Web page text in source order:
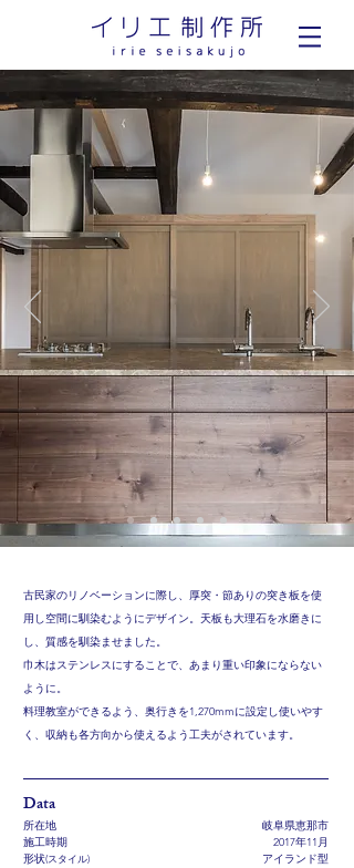
古民家のリノベーションに際し、厚突・節ありの突き板を使
用し空間に馴染むようにデザイン。 天板も大理石を水磨きに
し、質感を馴染ませました。
巾木はステンレスにすることで、あまり重い印象にならない
ように。
料理教室ができるよう、奥行きを1,270mmに設定し使いやす
く、収納も各方向から使えるよう工夫がされています。
​Data
所在地
​施工時期
形状(スタイル)
岐阜県恵那市
​2017年11月
​アイランド型